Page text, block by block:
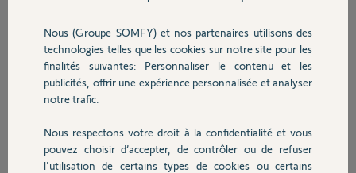
Sécurité
Domotique
Chauffage
"en alarme activée" sur l'application (et donc sur le cloud Somfy)
En réalité il est en arrêt (désactivé par badge), et mes manips pour
tenter de le resynchroniser avec le cloud Somfy m'ont conduit à faire
un reset complet dessus.
Cependant la réinstallation ne peut pas être faite tant que mon One
Pouvez-vous réinitialiser l'état de mon Somfy One b0f1ec0cf2c8 afin
que je puisse mener cette réinstallation ?
Nous (Groupe SOMFY) et nos partenaires utilisons des
technologies telles que les cookies sur notre site pour les
finalités suivantes: Personnaliser le contenu et les
publicités, offrir une expérience personnalisée et analyser
notre trafic.
Nous respectons votre droit à la confidentialité et vous
pouvez choisir d’accepter, de contrôler ou de refuser
l'utilisation de certains types de cookies ou certains